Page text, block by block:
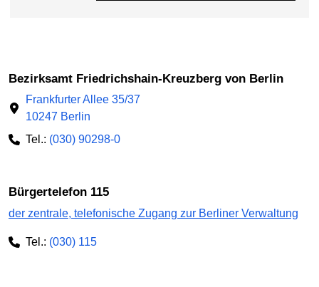
Bezirksamt Friedrichshain-Kreuzberg von Berlin
Frankfurter Allee 35/37
10247 Berlin
Tel.: (030) 90298-0
Bürgertelefon 115
der zentrale, telefonische Zugang zur Berliner Verwaltung
Tel.: (030) 115